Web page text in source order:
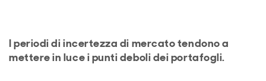
I periodi di incertezza di mercato tendono a
mettere in luce i punti deboli dei portafogli.